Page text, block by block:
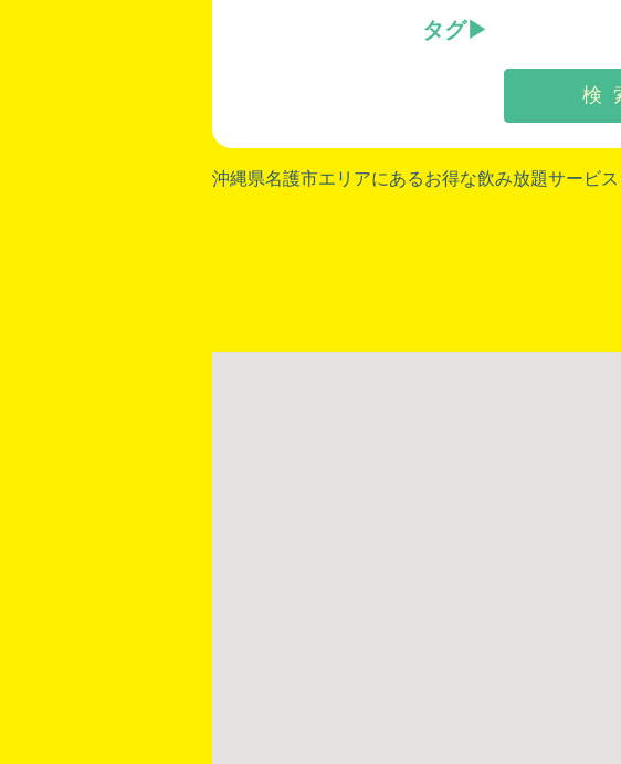
タグ
検
沖縄県名護市エリアにあるお得な飲み放題サービ